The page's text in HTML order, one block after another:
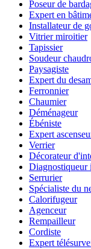
Poseur de
Expert en
Installateur de
Vitrier miroitier
Tapissier
Soudeur
Paysagiste
Expert du
Ferronnier
Chaumier
Déménageur
Ébéniste
Expert
Verrier
Décorateur
Diagnostiqueur
Serrurier
Spécialiste du
Calorifugeur
Agenceur
Rempailleur
Cordiste
Expert